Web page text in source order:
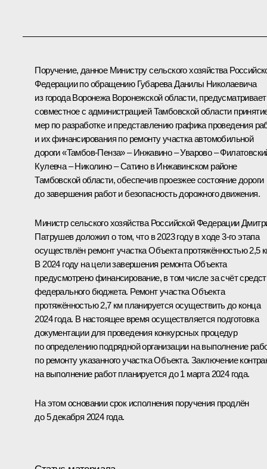
Поручение, данное Министру сельского хозяйства
Федерации по обращению Губарева Данилы Николаевича
из города Воронежа Воронежской области, предусматривает
совместное с администрацией Тамбовской области
мер по разработке и представлению графика проведения
и их финансирования по ремонту участка автомобильной
дороги «Тамбов-Пенза» – Инжавино – Уварово –
Кулевча – Николино – Сатино в Инжавинском районе
Тамбовской области, обеспечив проезжее состояние дороги
до завершения работ и безопасность дорожного движения.
Министр сельского хозяйства Российской Федерации
Патрушев доложил о том, что в 2023 году в ходе 3-го этапа
осуществлён ремонт участка Объекта протяжённостью 2,5
В 2024 году на цели завершения ремонта Объекта
предусмотрено финансирование, в том числе за счёт
федерального бюджета. Ремонт участка Объекта
протяжённостью 2,7 км планируется осуществить до конца
2024 года. В настоящее время осуществляется подготовка
документации для проведения конкурсных процедур
по определению подрядной организации на выполнение
по ремонту указанного участка Объекта. Заключение
на выполнение работ планируется до 1 марта 2024 года.
На этом основании срок исполнения поручения продлён
до 5 декабря 2024 года.